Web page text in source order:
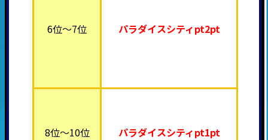
6位～7位 パラダイスシティpt2pt
8位～10位 パラダイスシティpt1pt